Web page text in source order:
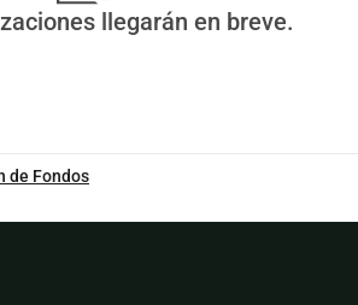
llegarán en breve.
de Fondos